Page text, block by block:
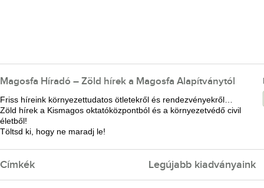
Magosfa Híradó – Zöld hírek a Magosfa Alapítványtól
Friss híreink környezettudatos ötletekről és rendezvényekről…
Zöld hírek a Kismagos oktatóközpontból és a környezetvédő civil
életből!
Töltsd ki, hogy ne maradj le!
Címkék Legújabb kiadványaink